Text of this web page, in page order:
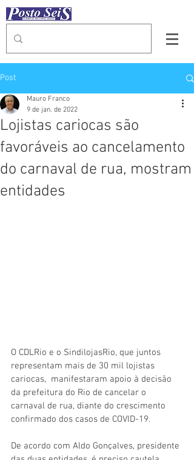
Post
Lojistas cariocas são
favoráveis ao cancelamento
do carnaval de rua, mostram
entidades
Mauro Franco
9 de jan. de 2022
O CDLRio e o SindilojasRio, que juntos
representam mais de 30 mil lojistas
cariocas,  manifestaram apoio à decisão
da prefeitura do Rio de cancelar o
carnaval de rua, diante do crescimento
confirmado dos casos de COVID-19.
De acordo com Aldo Gonçalves, presidente